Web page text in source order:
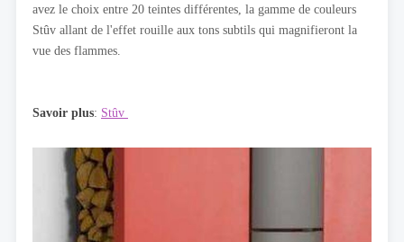
avez le choix entre 20 teintes différentes, la gamme de couleurs
Stûv allant de l'effet rouille aux tons subtils qui magnifieront la
vue des flammes.
Savoir plus: Stûv